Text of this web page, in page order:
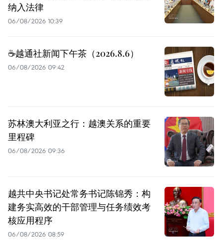
纳入法律
06/08/2026 10:39
☕️越通社新闻下午茶（2026.8.6）
06/08/2026 09:42
苏林澳大利亚之行：越澳关系的重要
里程碑
06/08/2026 09:36
越共中央书记处常务书记陈锦秀：构
建务实高效的干部管理与任务绩效考
核应用程序
06/08/2026 08:59